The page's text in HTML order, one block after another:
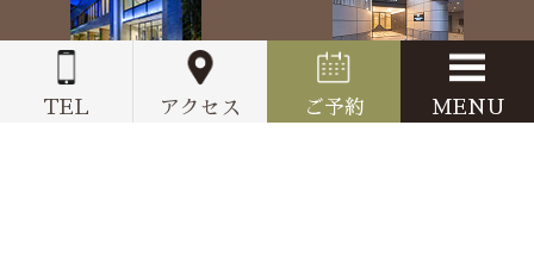
ココネ築地銀座
プレミア
トーセイホテル
ココネ蒲田
TEL アクセス ご予約 MENU